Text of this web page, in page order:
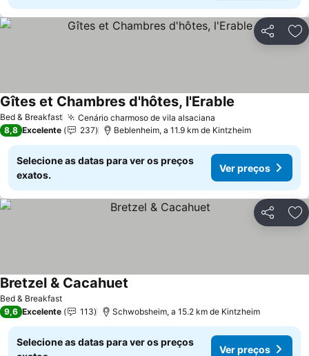
Partilhar
Bed & Breakfast Cenário charmoso de vila alsaciana
Gîtes et Chambres d'hôtes, l'Erable
8,8 Excelente 237 Beblenheim, a 11.9 km de Kintzheim
Selecione as datas para ver os preços
exatos.
Ver preços
Partilhar
Bed & Breakfast
Bretzel & Cacahuet
9,6 Excelente 113 Schwobsheim, a 15.2 km de Kintzheim
Selecione as datas para ver os preços
Ver preços